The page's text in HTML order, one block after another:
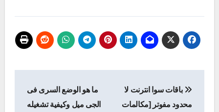
المقالات
باقات سوا انترنت لا
محدود مفوتر [مكالمات
ما هو الوضع السرى فى
الجى ميل وكيفية تشغيله